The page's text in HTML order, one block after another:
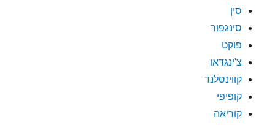
סין
סינגפור
פוקט
צ'ינגדאו
קווינסלנד
קופיפי
קוריאה